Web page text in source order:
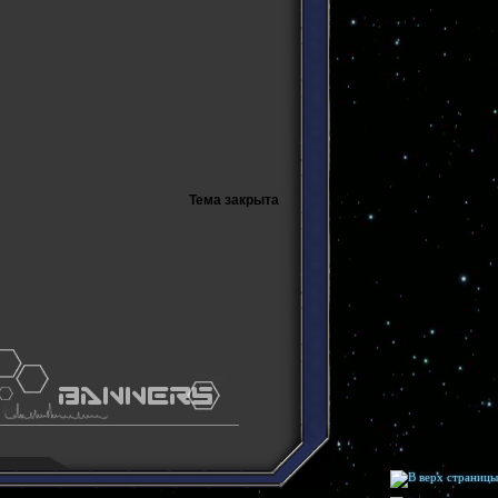
Тема закрыта